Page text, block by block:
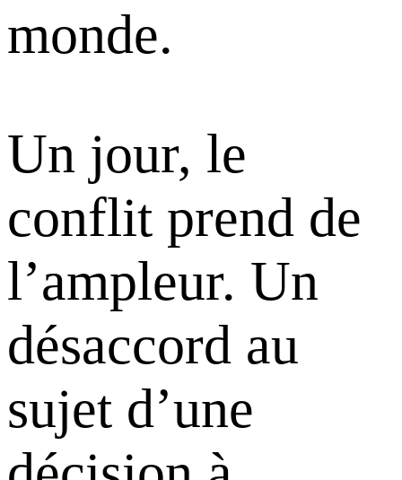
monde.
Un jour, le
conflit prend de
l’ampleur. Un
désaccord au
sujet d’une